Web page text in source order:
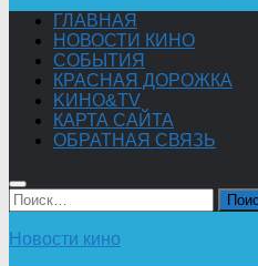
ГЛАВНАЯ
НОВОСТИ КИНО
СОБЫТИЯ
КРАСНАЯ ДОРОЖКА
KИНО&TV
КАРТА САЙТА
ОБРАТНАЯ СВЯЗЬ
Найти:
Новости кино